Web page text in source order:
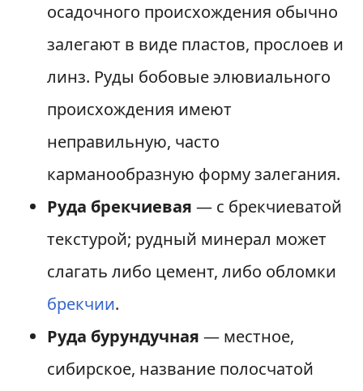
осадочного происхождения обычно
залегают в виде пластов, прослоев и
линз. Руды бобовые элювиального
происхождения имеют
неправильную, часто
карманообразную форму залегания.
Руда брекчиевая — с брекчиеватой
текстурой; рудный минерал может
слагать либо цемент, либо обломки
брекчии.
Руда бурундучная — местное,
сибирское, название полосчатой